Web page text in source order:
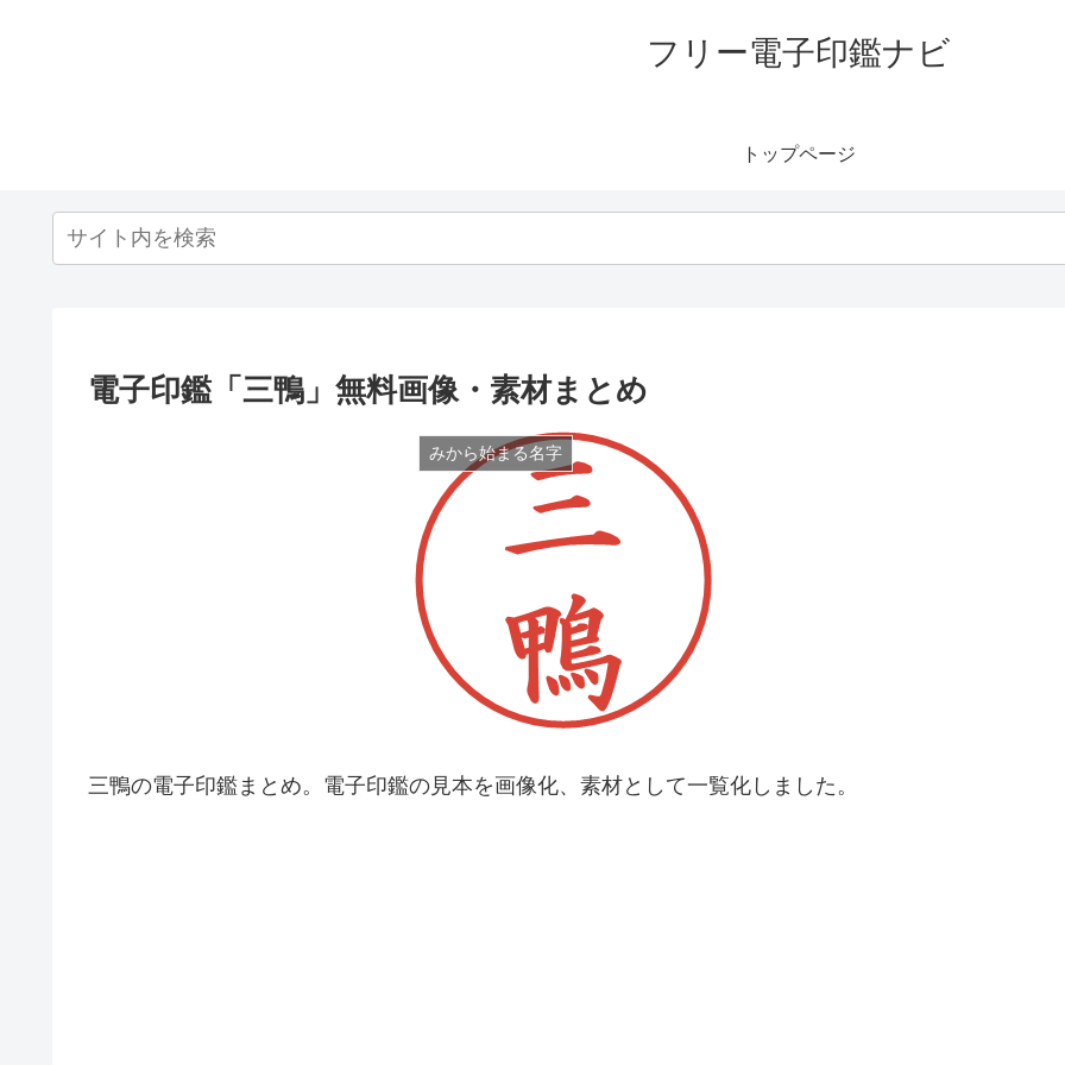
フリー電子印鑑ナビ
トップページ
電子印鑑「三鴨」無料画像・素材まとめ
みから始まる名字
三鴨の電子印鑑まとめ。電子印鑑の見本を画像化、素材として一覧化しました。